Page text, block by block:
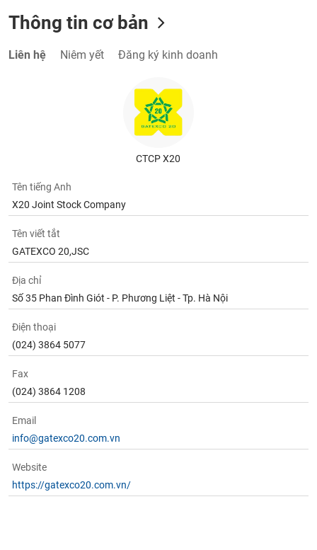
Thông tin cơ bản
Liên hệ Niêm yết Đăng ký kinh doanh
CTCP X20
Tên tiếng Anh
X20 Joint Stock Company
Tên viết tắt
GATEXCO 20,JSC
Địa chỉ
Số 35 Phan Đình Giót - P. Phương Liệt - Tp. Hà Nội
Điện thoại
(024) 3864 5077
Fax
(024) 3864 1208
Email
info@gatexco20.com.vn
Website
https://gatexco20.com.vn/